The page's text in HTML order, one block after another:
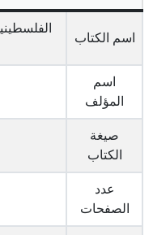
اسم الكتاب
اسم
المؤلف
صيغة
الكتاب
عدد
الصفحات